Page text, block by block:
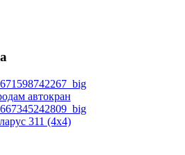
автокран
311 (4x4)